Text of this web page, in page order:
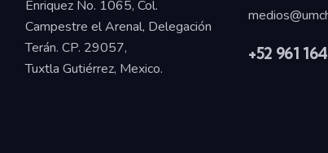
Enriquez No. 1065, Col.
Campestre el Arenal, Delegación
Terán. CP. 29057,
Tuxtla Gutiérrez, Mexico.
+52 961